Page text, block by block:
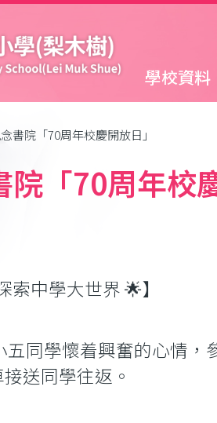
學校資料
書院「70周年校慶開放日」
「70周年校
中學大世界 🌟】
五同學懷着興奮的心情
送同學往返。